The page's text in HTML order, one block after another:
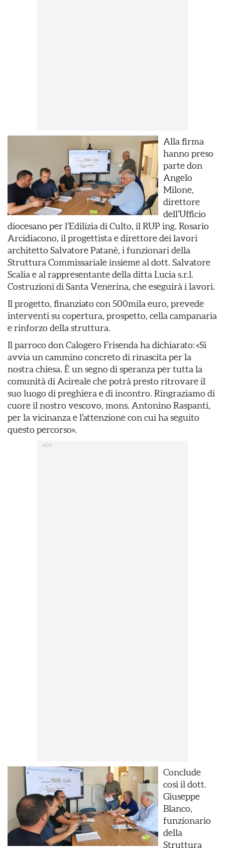
Alla firma
hanno preso
parte don
Angelo
Milone,
direttore
dell’Ufficio
diocesano per l’Edilizia di Culto, il RUP ing. Rosario
Arcidiacono, il progettista e direttore dei lavori
architetto Salvatore Patanè, i funzionari della
Struttura Commissariale insieme al dott. Salvatore
Scalia e al rappresentante della ditta Lucia s.r.l.
Costruzioni di Santa Venerina, che eseguirà i lavori.
Il progetto, finanziato con 500mila euro, prevede
interventi su copertura, prospetto, cella campanaria
e rinforzo della struttura.
Il parroco don Calogero Frisenda ha dichiarato: «Si
avvia un cammino concreto di rinascita per la
nostra chiesa. È un segno di speranza per tutta la
comunità di Acireale che potrà presto ritrovare il
suo luogo di preghiera e di incontro. Ringraziamo di
cuore il nostro vescovo, mons. Antonino Raspanti,
per la vicinanza e l’attenzione con cui ha seguito
questo percorso».
Conclude
così il dott.
Giuseppe
Blanco,
funzionario
della
Struttura